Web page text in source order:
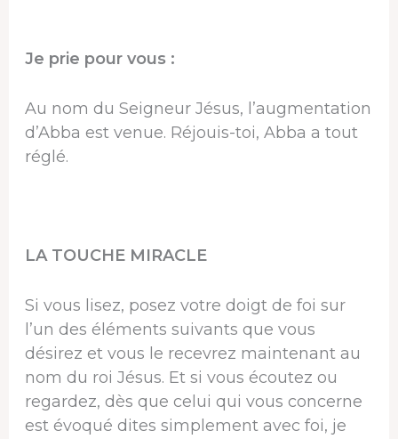
Je prie pour vous :
Au nom du Seigneur Jésus, l’augmentation
d’Abba est venue. Réjouis-toi, Abba a tout
réglé.
LA TOUCHE MIRACLE
Si vous lisez, posez votre doigt de foi sur
l’un des éléments suivants que vous
désirez et vous le recevrez maintenant au
nom du roi Jésus. Et si vous écoutez ou
regardez, dès que celui qui vous concerne
est évoqué dites simplement avec foi, je